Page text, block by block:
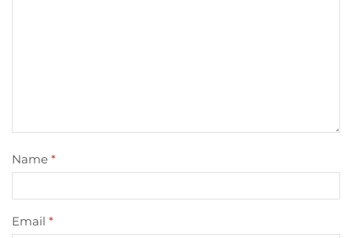
Name *
Email *